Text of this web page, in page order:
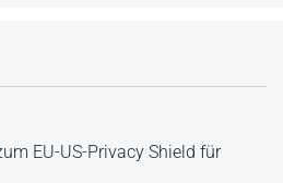
EU-US-Privacy Shield für